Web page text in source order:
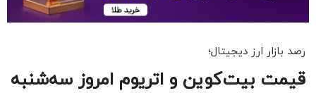
رصد بازار ارز دیجیتال؛
قیمت بیت‌کوین و اتریوم امروز سه‌شنبه